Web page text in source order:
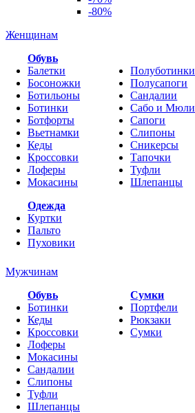
-80%
Женщинам
Обувь
Балетки
Босоножки
Ботильоны
Ботинки
Ботфорты
Вьетнамки
Кеды
Кроссовки
Лоферы
Мокасины
Полуботинки
Полусапоги
Сандалии
Сабо и Мюли
Сапоги
Слипоны
Сникерсы
Тапочки
Туфли
Шлепанцы
Одежда
Куртки
Пальто
Пуховики
Мужчинам
Обувь
Ботинки
Кеды
Кроссовки
Лоферы
Мокасины
Сандалии
Слипоны
Туфли
Шлепанцы
Сумки
Портфели
Рюкзаки
Сумки